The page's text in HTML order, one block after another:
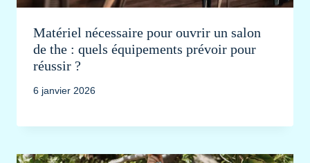
Matériel nécessaire pour ouvrir un salon
de the : quels équipements prévoir pour
réussir ?
6 janvier 2026